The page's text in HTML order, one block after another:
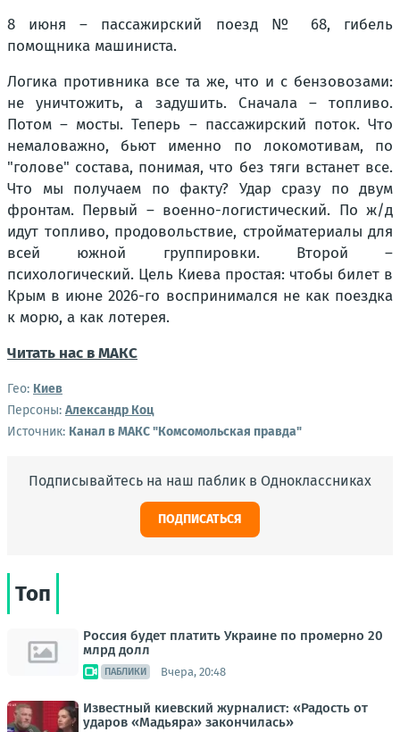
8 июня – пассажирский поезд № 68, гибель
помощника машиниста.
Логика противника все та же, что и с бензовозами:
не уничтожить, а задушить. Сначала – топливо.
Потом – мосты. Теперь – пассажирский поток. Что
немаловажно, бьют именно по локомотивам, по
"голове" состава, понимая, что без тяги встанет все.
Что мы получаем по факту? Удар сразу по двум
фронтам. Первый – военно-логистический. По ж/д
идут топливо, продовольствие, стройматериалы для
всей южной группировки. Второй –
психологический. Цель Киева простая: чтобы билет в
Крым в июне 2026-го воспринимался не как поездка
к морю, а как лотерея.
Читать нас в МАКС
Гео: Киев
Персоны: Александр Коц
Источник: Канал в МАКС "Комсомольская правда"
Подписывайтесь на наш паблик в Одноклассниках
ПОДПИСАТЬСЯ
Топ
Россия будет платить Украине по промерно 20
млрд долл
ПАБЛИКИ Вчера, 20:48
Известный киевский журналист: «Радость от
ударов «Мадьяра» закончилась»